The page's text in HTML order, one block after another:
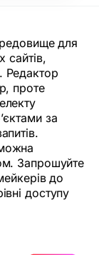
для
сайтів,
Редактор
проте
за
Запрошуйте
до
доступу